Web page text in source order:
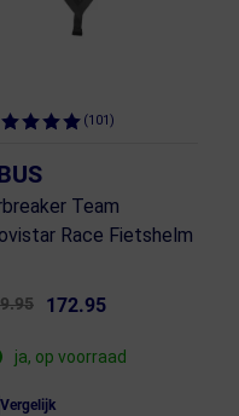
(101)
Team
Race Fietshelm
172.95
ja, op voorraad
Vergelijk